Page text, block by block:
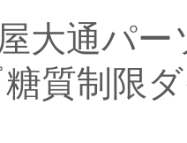
大通パー
質制限